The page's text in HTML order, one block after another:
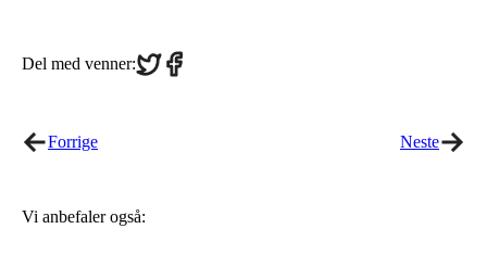
Del med venner:Share
on
Share
on
Forrige Neste
Vi anbefaler også: